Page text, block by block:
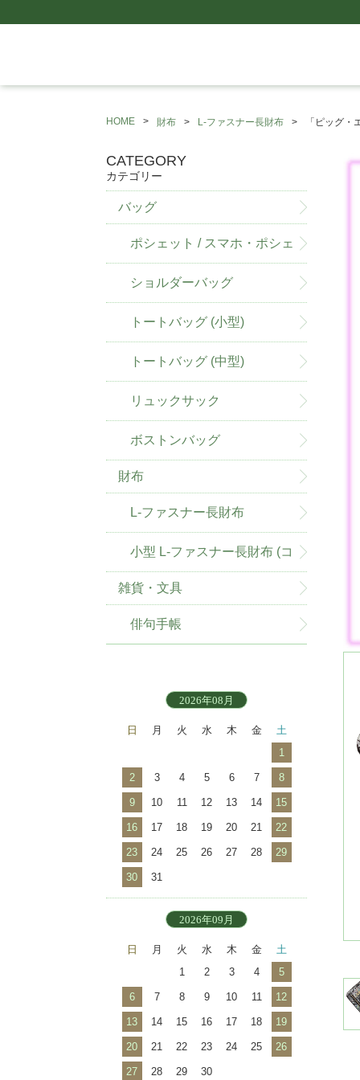
HOME 財布 L-ファスナー長財布 「ピッグ
CATEGORY
カテゴリー
バッグ
ポシェット / スマホ・ポシェ
ット
ショルダーバッグ
トートバッグ (小型)
トートバッグ (中型)
リュックサック
ボストンバッグ
財布
L-ファスナー長財布
小型 L-ファスナー長財布 (コ
ンパクト)
雑貨・文具
俳句手帳
2026年08月
日 月 火 水 木 金
土
1
2 3 4 5 6 7 8
9 10 11 12 13 14 15
16 17 18 19 20 21 22
23 24 25 26 27 28 29
30 31
2026年09月
日 月 火 水 木 金
土
1
2 3 4 5
6 7 8 9 10 11 12
13 14 15 16 17 18 19
20 21 22 23 24 25 26
27 28 29 30